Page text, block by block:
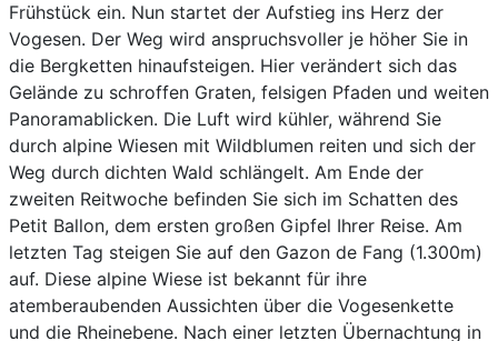
Frühstück ein. Nun startet der Aufstieg ins Herz der
Vogesen. Der Weg wird anspruchsvoller je höher Sie in
die Bergketten hinaufsteigen. Hier verändert sich das
Gelände zu schroffen Graten, felsigen Pfaden und weiten
Panoramablicken. Die Luft wird kühler, während Sie
durch alpine Wiesen mit Wildblumen reiten und sich der
Weg durch dichten Wald schlängelt. Am Ende der
zweiten Reitwoche befinden Sie sich im Schatten des
Petit Ballon, dem ersten großen Gipfel Ihrer Reise. Am
letzten Tag steigen Sie auf den Gazon de Fang (1.300m)
auf. Diese alpine Wiese ist bekannt für ihre
atemberaubenden Aussichten über die Vogesenkette
und die Rheinebene. Nach einer letzten Übernachtung in